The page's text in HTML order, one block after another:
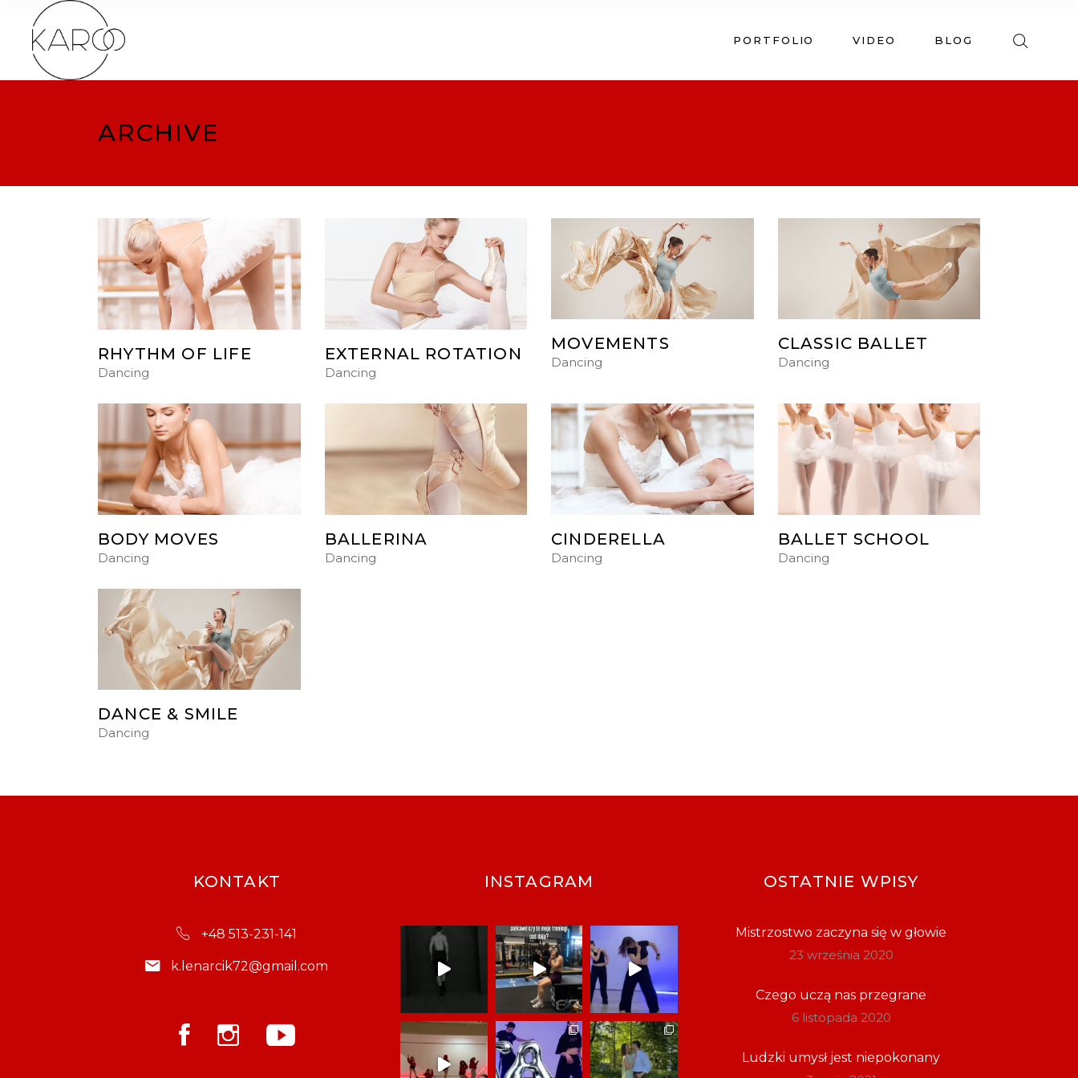
PORTFOLIO VIDEO BLOG
ARCHIVE
RHYTHM OF LIFE
Dancing
EXTERNAL ROTATION
Dancing
MOVEMENTS
Dancing
CLASSIC BALLET
Dancing
BODY MOVES
Dancing
BALLERINA
Dancing
CINDERELLA
Dancing
BALLET SCHOOL
Dancing
DANCE & SMILE
Dancing
KONTAKT
+48 513-231-141
k.lenarcik72@gmail.com
INSTAGRAM OSTATNIE WPISY
Mistrzostwo zaczyna się w głowie
23 września 2020
Czego uczą nas przegrane
6 listopada 2020
Ludzki umysł jest niepokonany